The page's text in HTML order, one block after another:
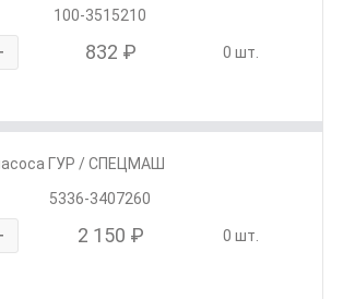
100-3515210
832 ₽ 0 шт.
ГУР / СПЕЦМАШ
5336-3407260
2 150 ₽ 0 шт.